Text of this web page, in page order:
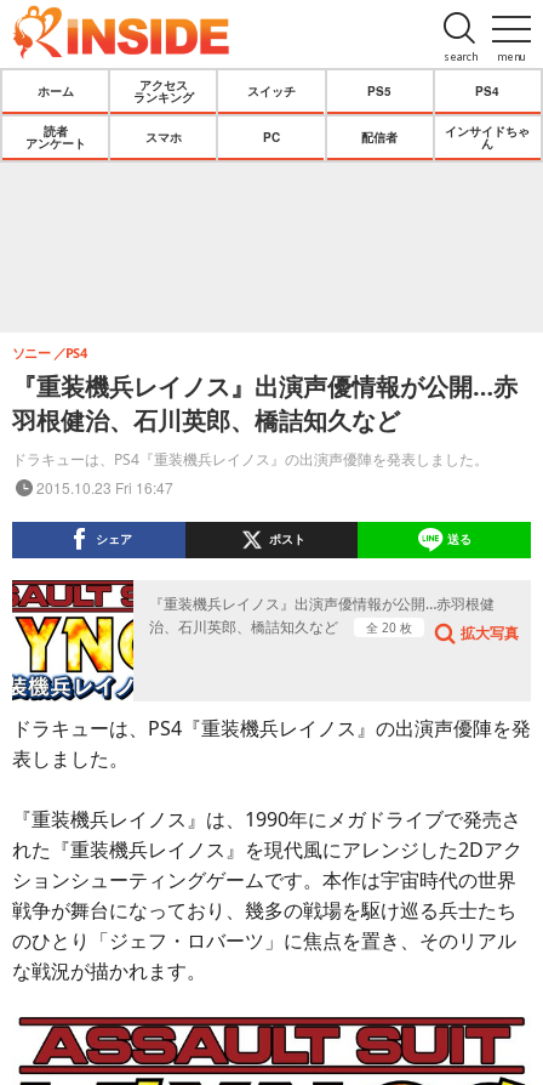
menu
search
ホーム
アクセス
ランキング
スイッチ PS5 PS4
読者
アンケート
スマホ PC 配信者
インサイドちゃ
ん
『重装機兵レイノス』出演声優情報が公開…赤
羽根健治、石川英郎、橋詰知久など
ドラキューは、PS4『重装機兵レイノス』の出演声優陣を発表しました。
ソニー PS4
2015.10.23 Fri 16:47
シェア ポスト 送る
『重装機兵レイノス』出演声優情報が公開…赤羽根健
治、石川英郎、橋詰知久など
全 20 枚 拡大写真
ドラキューは、PS4『重装機兵レイノス』の出演声優陣を発
表しました。
『重装機兵レイノス』は、1990年にメガドライブで発売さ
れた『重装機兵レイノス』を現代風にアレンジした2Dアク
ションシューティングゲームです。本作は宇宙時代の世界
戦争が舞台になっており、幾多の戦場を駆け巡る兵士たち
のひとり「ジェフ・ロバーツ」に焦点を置き、そのリアル
な戦況が描かれます。